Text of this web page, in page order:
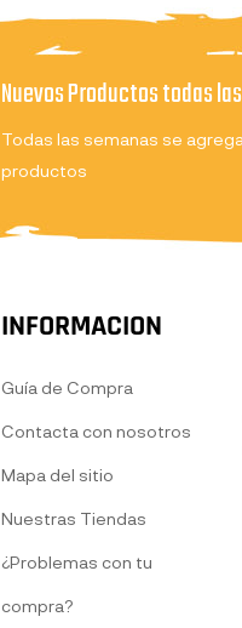
Nuevos Productos todas
Todas las semanas se
productos
INFORMACION
Guía de Compra
Contacta con nosotros
Mapa del sitio
Nuestras Tiendas
¿Problemas con tu
compra?